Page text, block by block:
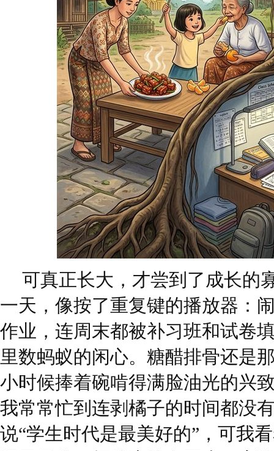
可真正长大，才尝到了成长的
一天，像按了重复键的播放器：
作业，连周末都被补习班和试卷
里数蚂蚁的闲心。糖醋排骨还是
小时候捧着碗啃得满脸油光的兴
我常常忙到连剥橘子的时间都没
说“学生时代是最美好的”，可我